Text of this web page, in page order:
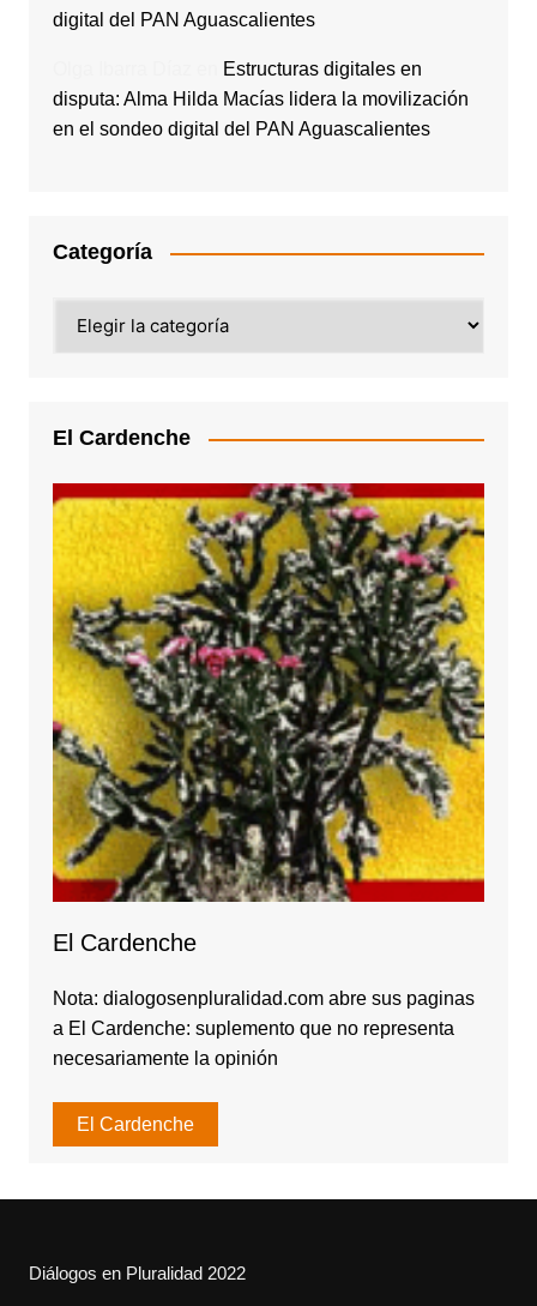
digital del PAN Aguascalientes
Estructuras digitales en
disputa: Alma Hilda Macías lidera la movilización
en el sondeo digital del PAN Aguascalientes
Categoría
El Cardenche
El Cardenche
Nota: dialogosenpluralidad.com abre sus paginas
a El Cardenche: suplemento que no representa
necesariamente la opinión
El Cardenche
Diálogos en Pluralidad 2022